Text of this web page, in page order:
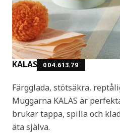
KALAS 004.613.79
Färgglada, stötsäkra,
Muggarna KALAS är
brukar tappa, spilla och
äta själva.